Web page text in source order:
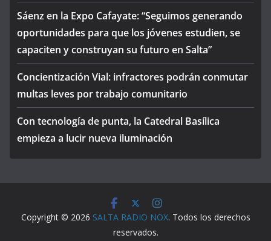
Sáenz en la Expo Cafayate: “Seguimos generando
oportunidades para que los jóvenes estudien, se
capaciten y construyan su futuro en Salta”
Concientización Vial: infractores podrán conmutar
multas leves por trabajo comunitario
Con tecnología de punta, la Catedral Basílica
empieza a lucir nueva iluminación
Copyright © 2026 SALTA RADIO NOX. Todos los derechos
reservados.